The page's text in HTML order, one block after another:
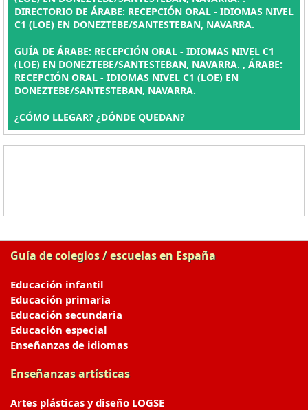
DIRECTORIO DE ÁRABE: RECEPCIÓN ORAL - IDIOMAS NIVEL
C1 (LOE) EN DONEZTEBE/SANTESTEBAN, NAVARRA.
GUÍA DE ÁRABE: RECEPCIÓN ORAL - IDIOMAS NIVEL C1
(LOE) EN DONEZTEBE/SANTESTEBAN, NAVARRA. , ÁRABE:
RECEPCIÓN ORAL - IDIOMAS NIVEL C1 (LOE) EN
DONEZTEBE/SANTESTEBAN, NAVARRA.
¿CÓMO LLEGAR? ¿DÓNDE QUEDAN?
Guía de colegios / escuelas en España
Educación infantil
Educación primaria
Educación secundaria
Educación especial
Enseñanzas de idiomas
Enseñanzas artísticas
Artes plásticas y diseño LOGSE